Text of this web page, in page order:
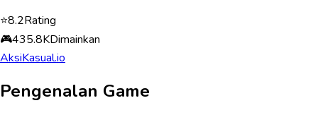
⭐8.2Rating
🎮435.8KDimainkan
AksiKasual.io
Pengenalan Game